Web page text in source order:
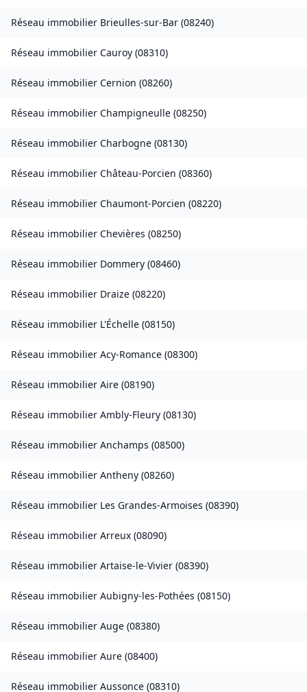
Réseau immobilier Brieulles-sur-Bar (08240)
Réseau immobilier Cauroy (08310)
Réseau immobilier Cernion (08260)
Réseau immobilier Champigneulle (08250)
Réseau immobilier Charbogne (08130)
Réseau immobilier Château-Porcien (08360)
Réseau immobilier Chaumont-Porcien (08220)
Réseau immobilier Chevières (08250)
Réseau immobilier Dommery (08460)
Réseau immobilier Draize (08220)
Réseau immobilier L'Échelle (08150)
Réseau immobilier Acy-Romance (08300)
Réseau immobilier Aire (08190)
Réseau immobilier Ambly-Fleury (08130)
Réseau immobilier Anchamps (08500)
Réseau immobilier Antheny (08260)
Réseau immobilier Les Grandes-Armoises (08390)
Réseau immobilier Arreux (08090)
Réseau immobilier Artaise-le-Vivier (08390)
Réseau immobilier Aubigny-les-Pothées (08150)
Réseau immobilier Auge (08380)
Réseau immobilier Aure (08400)
Réseau immobilier Aussonce (08310)